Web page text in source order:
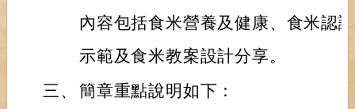
內容包括食米營養及健康、食米認
示範及食米教案設計分享。
三、 簡章重點說明如下：